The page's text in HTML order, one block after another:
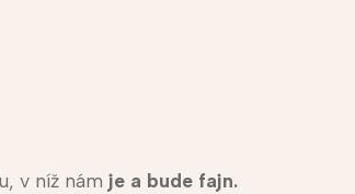
v níž nám je a bude fajn.